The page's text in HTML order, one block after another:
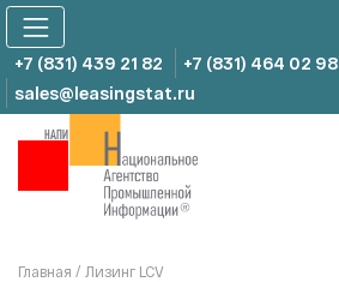
Skip
content
+7 (831) 439 21 82
+7 (831) 464 02 98
sales@leasingstat.ru
Главная / Лизинг LCV